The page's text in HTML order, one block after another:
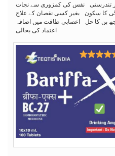
نفس کی کمزوری سے نجات
تندرستی
بغیر کسی نقصان کے علاج
کا سکون
اعصابی طاقت میں اضافہ
پن کا حل
اعتماد کی بحالی